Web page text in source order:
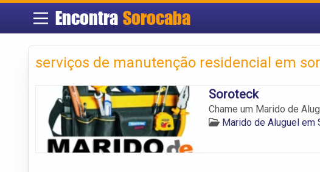
Encontra Sorocaba
serviços de manutenção residencial em
Soroteck
Chame um Marido de
Marido de Aluguel em